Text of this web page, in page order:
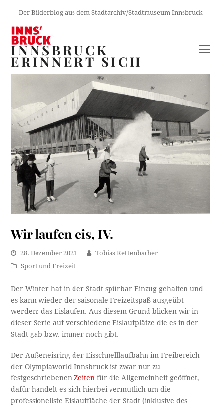
Der Bilderblog aus dem Stadtarchiv/Stadtmuseum Innsbruck
INNSBRUCK
ERINNERT SICH
Wir laufen eis, IV.
28. Dezember 2021
Tobias Rettenbacher
Sport und Freizeit
Der Winter hat in der Stadt spürbar Einzug gehalten und
es kann wieder der saisonale Freizeitspaß ausgeübt
werden: das Eislaufen. Aus diesem Grund blicken wir in
dieser Serie auf verschiedene Eislaufplätze die es in der
Stadt gab bzw. immer noch gibt.
Der Außeneisring der Eisschnelllaufbahn im Freibereich
der Olympiaworld Innsbruck ist zwar nur zu
festgeschriebenenZeiten für die Allgemeinheit geöffnet,
dafür handelt es sich hierbei vermutlich um die
professionellste Eislauffläche der Stadt (inklusive des